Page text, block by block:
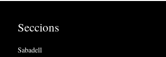
Seccions
Sabadell